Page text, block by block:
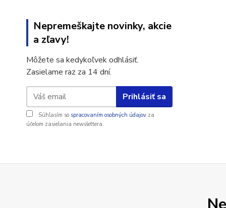
Nepremeškajte novinky, akcie
a zľavy!
Môžete sa kedykoľvek odhlásiť.
Zasielame raz za 14 dní.
Prihlásiť sa
Súhlasím so spracovaním osobných údajov za
účelom zasielania newslettera.